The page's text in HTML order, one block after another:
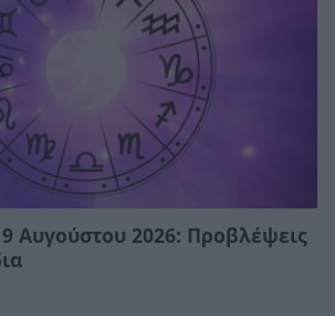
Αυγούστου 2026: Προβλέψεις